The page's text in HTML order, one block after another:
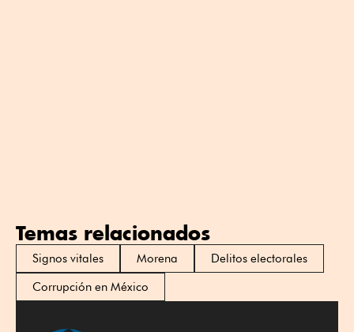
Temas relacionados
Signos vitales Morena
Delitos electorales
Corrupción en México